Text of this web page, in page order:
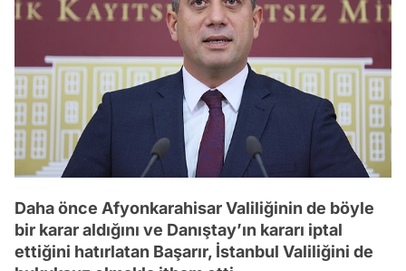
Daha önce Afyonkarahisar Valiliğinin de böyle
bir karar aldığını ve Danıştay’ın kararı iptal
ettiğini hatırlatan Başarır, İstanbul Valiliğini de